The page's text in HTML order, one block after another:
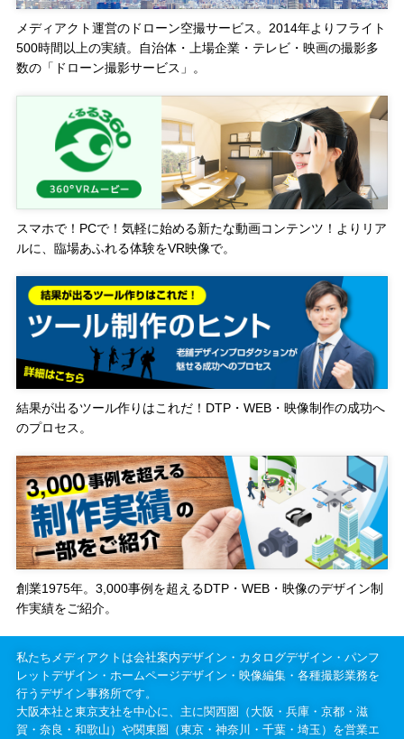
メディアクト運営のドローン空撮サービス。2014年よりフライト
500時間以上の実績。自治体・上場企業・テレビ・映画の撮影多
数の「ドローン撮影サービス」。
スマホで！PCで！気軽に始める新たな動画コンテンツ！よりリア
ルに、臨場あふれる体験をVR映像で。
結果が出るツール作りはこれだ！DTP・WEB・映像制作の成功へ
のプロセス。
創業1975年。3,000事例を超えるDTP・WEB・映像のデザイン制
作実績をご紹介。
私たちメディアクトは会社案内デザイン・カタログデザイン・パンフ
レットデザイン・ホームページデザイン・映像編集・各種撮影業務を
行うデザイン事務所です。
大阪本社と東京支社を中心に、主に関西圏（大阪・兵庫・京都・滋
賀・奈良・和歌山）や関東圏（東京・神奈川・千葉・埼玉）を営業エ